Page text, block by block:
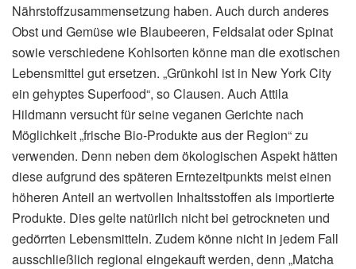
Nährstoffzusammensetzung haben. Auch durch anderes
Obst und Gemüse wie Blaubeeren, Feldsalat oder Spinat
sowie verschiedene Kohlsorten könne man die exotischen
Lebensmittel gut ersetzen. „Grünkohl ist in New York City
ein gehyptes Superfood“, so Clausen. Auch Attila
Hildmann versucht für seine veganen Gerichte nach
Möglichkeit „frische Bio-Produkte aus der Region“ zu
verwenden. Denn neben dem ökologischen Aspekt hätten
diese aufgrund des späteren Erntezeitpunkts meist einen
höheren Anteil an wertvollen Inhaltsstoffen als importierte
Produkte. Dies gelte natürlich nicht bei getrockneten und
gedörrten Lebensmitteln. Zudem könne nicht in jedem Fall
ausschließlich regional eingekauft werden, denn „Matcha